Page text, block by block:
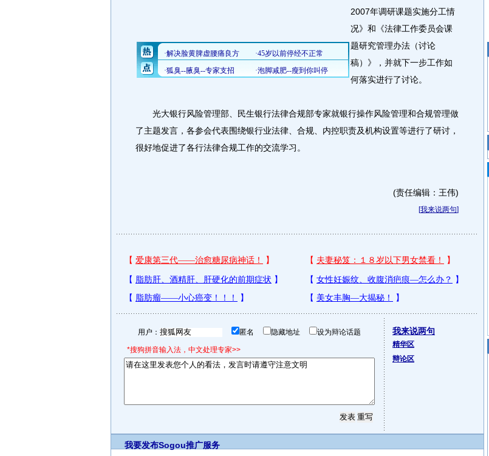
2007年调研课题实施分工情
况》和《法律工作委员会课
题研究管理办法（讨论
稿）》，并就下一步工作如
何落实进行了讨论。
光大银行风险管理部、民生银行法律合规部专家就银行操作风险管理和合规管理做
了主题发言，各参会代表围绕银行业法律、合规、内控职责及机构设置等进行了研讨，
很好地促进了各行法律合规工作的交流学习。
(责任编辑：王伟)
[我来说两句]
用户： 匿名 隐藏地址 设为辩论话题
*搜狗拼音输入法，中文处理专家>>
我来说两句
精华区
辩论区
我要发布Sogou推广服务